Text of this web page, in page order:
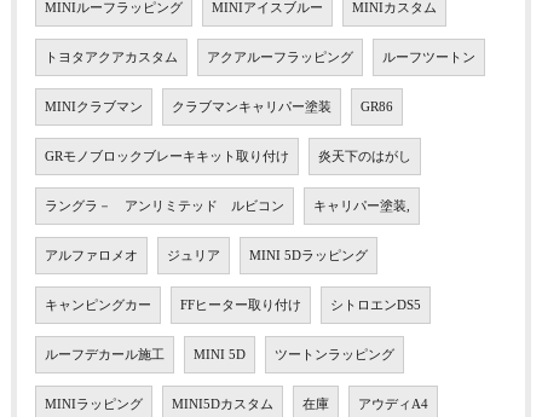
MINIルーフラッピング MINIアイスブルー MINIカスタム
トヨタアクアカスタム アクアルーフラッピング ルーフツートン
MINIクラブマン クラブマンキャリパー塗装 GR86
GRモノブロックブレーキキット取り付け 炎天下のはがし
ラングラ－ アンリミテッド ルビコン キャリパー塗装,
アルファロメオ ジュリア MINI 5Dラッピング
キャンピングカー FFヒーター取り付け シトロエンDS5
ルーフデカール施工 MINI 5D ツートンラッピング
MINIラッピング MINI5Dカスタム 在庫 アウディA4